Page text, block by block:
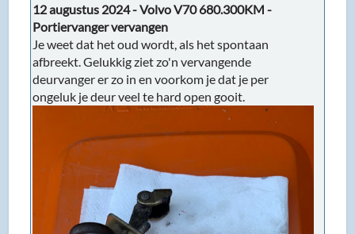
12 augustus 2024 - Volvo V70 680.300KM -
Portiervanger vervangen
Je weet dat het oud wordt, als het spontaan
afbreekt. Gelukkig ziet zo'n vervangende
deurvanger er zo in en voorkom je dat je per
ongeluk je deur veel te hard open gooit.